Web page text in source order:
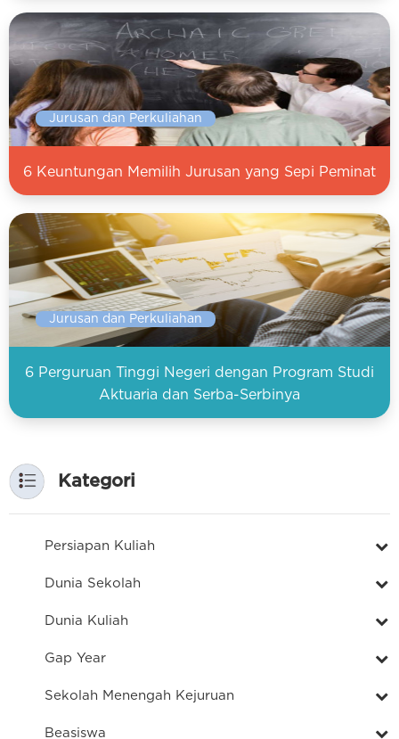
Jurusan dan Perkuliahan
6 Keuntungan Memilih Jurusan yang Sepi Peminat
Jurusan dan Perkuliahan
6 Perguruan Tinggi Negeri dengan Program Studi
Aktuaria dan Serba-Serbinya
Kategori
Persiapan Kuliah
Dunia Sekolah
Dunia Kuliah
Gap Year
Sekolah Menengah Kejuruan
Beasiswa